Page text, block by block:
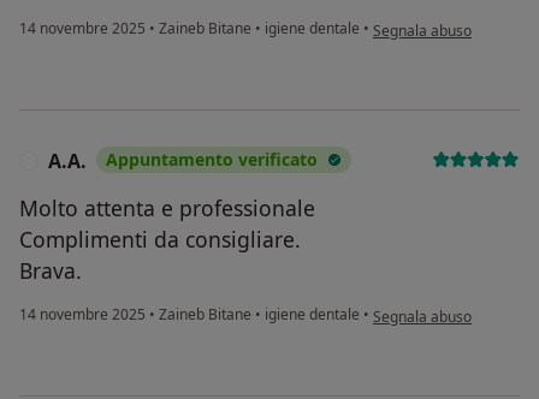
14 novembre 2025 • Zaineb Bitane • igiene dentale • secondo l'opinione
Segnala abuso
A.A. Appuntamento verificato
Molto attenta e professionale
Complimenti da consigliare.
Brava.
14 novembre 2025 • Zaineb Bitane • igiene dentale • secondo l'opinione
Segnala abuso